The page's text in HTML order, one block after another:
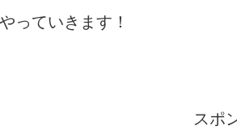
っていきます！
スポ